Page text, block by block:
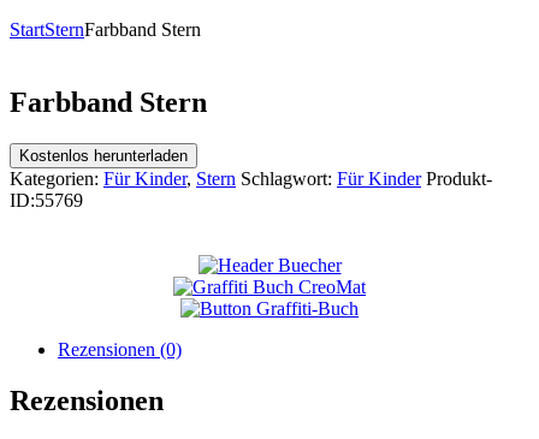
StartSternFarbband Stern
Farbband Stern
Kostenlos herunterladen
Kategorien: Für Kinder, Stern Schlagwort: Für Kinder Produkt-
ID:55769
Rezensionen (0)
Rezensionen